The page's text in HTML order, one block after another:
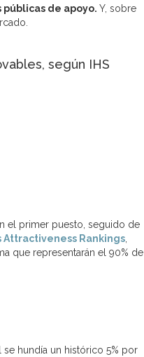
de apoyo. Y, sobre
según IHS
el primer puesto, seguido de
Attractiveness Rankings
que representarán el 90% de
hundía un histórico 5% por